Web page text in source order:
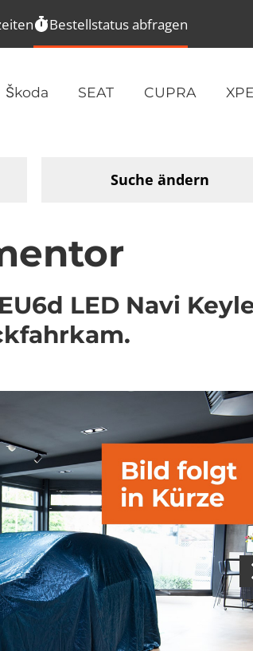
Bestellstatus abfragen
Škoda SEAT CUPRA
Suche ändern
LED Navi